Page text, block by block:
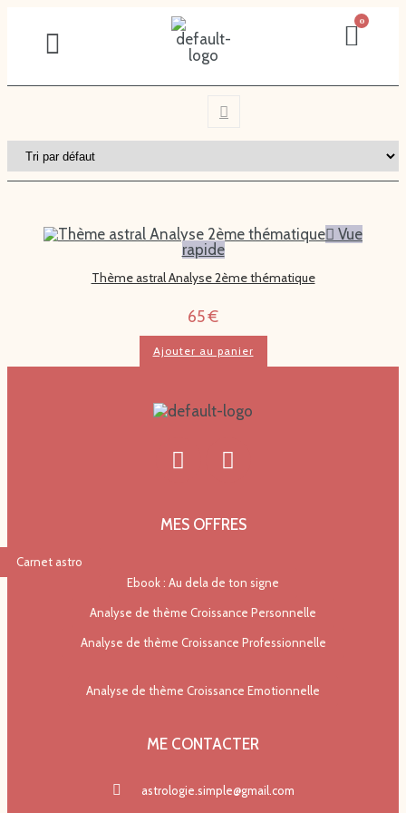
Vue
rapide
Thème astral Analyse 2ème thématique
65€
Ajouter au panier
MES OFFRES
Carnet astro
Ebook : Au dela de ton signe
Analyse de thème Croissance Personnelle
Analyse de thème Croissance Professionnelle
Analyse de thème Croissance Emotionnelle
ME CONTACTER
astrologie.simple@gmail.com